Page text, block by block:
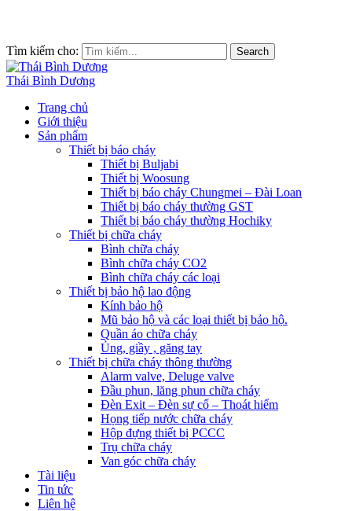
Tìm kiếm cho: Search
Thái Bình Dương
Trang chủ
Giới thiệu
Sản phẩm
Thiết bị báo cháy
Thiết bị Buljabi
Thiết bị Woosung
Thiết bị báo cháy Chungmei – Đài Loan
Thiết bị báo cháy thường GST
Thiết bị báo cháy thường Hochiky
Thiết bị chữa cháy
Bình chữa cháy
Bình chữa cháy CO2
Bình chữa cháy các loại
Thiết bị bảo hộ lao động
Kính bảo hộ
Mũ bảo hộ và các loại thiết bị bảo hộ.
Quần áo chữa cháy
Ủng, giầy , găng tay
Thiết bị chữa cháy thông thường
Alarm valve, Deluge valve
Đầu phun, lăng phun chữa cháy
Đèn Exit – Đèn sự cố – Thoát hiểm
Họng tiếp nước chữa cháy
Hộp đựng thiết bị PCCC
Trụ chữa cháy
Van góc chữa cháy
Tài liệu
Tin tức
Liên hệ